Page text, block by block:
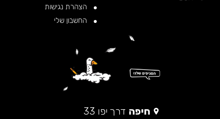
הצהרת נגישות
החשבון שלי
חיפה דרך יפו 33